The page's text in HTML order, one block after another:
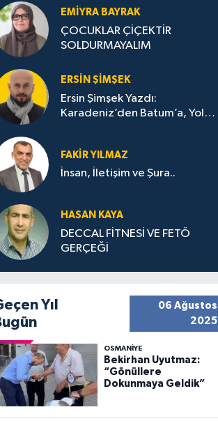
STRATEJİLERİ
EMIYRA BAYRAK
ÇOCUKLAR ÇİÇEKTİR
SOLDURMAYALIM
ERSIN ŞIMŞEK
Ersin Şimşek Yazdı:
Karadeniz’den Batum’a, Yolun
FAKIR YILMAZ
İnsan, İletişim ve Şura..
HASAN KAYA
DECCAL FİTNESİ VE FETÖ
GERÇEĞİ
Yıl
06 Ağustos
2025
OSMANIYE
Bekirhan Uyutmaz:
“Gönüllere
Dokunmaya Geldik”